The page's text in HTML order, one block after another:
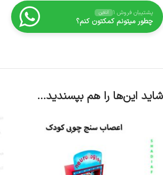
پشتیبان فروش ۱ آنلاین
چطور میتونم کمکتون کنم؟
شاید این‌ها را هم بپسندید…